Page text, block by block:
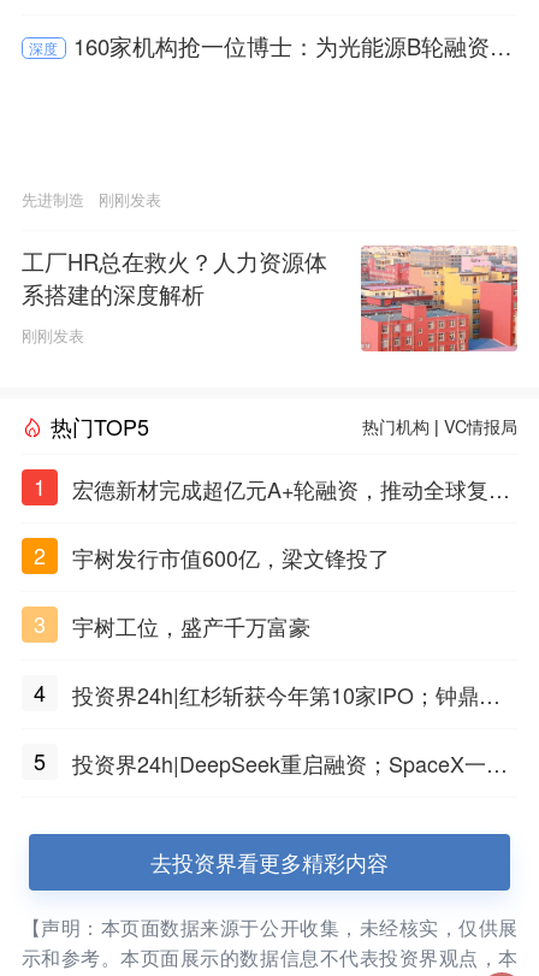
深度
160家机构抢一位博士：为光能源B轮融资数
先进制造 刚刚发表
工厂HR总在救火？人力资源体
系搭建的深度解析
刚刚发表
热门TOP5 热门机构 |VC情报局
1
宏德新材完成超亿元A+轮融资，推动全球复合
2
宇树发行市值600亿，梁文锋投了
3 宇树工位，盛产千万富豪
4
投资界24h|红杉斩获今年第10家IPO；钟鼎投
水
5
投资界24h|DeepSeek重启融资；SpaceX一夜
去投资界看更多精彩内容
【声明：本页面数据来源于公开收集，未经核实，仅供展
示和参考。本页面展示的数据信息不代表投资界观点，本